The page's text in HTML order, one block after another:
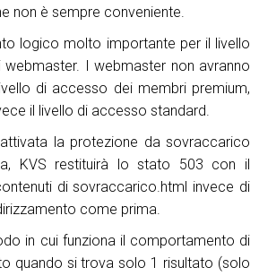
non è sempre conveniente.
logico molto importante per il livello
I webmaster non avranno
di accesso dei membri premium,
il livello di accesso standard.
la protezione da sovraccarico
KVS restituirà lo stato 503 con il
di sovraccarico.html invece di
come prima.
in cui funziona il comportamento di
quando si trova solo 1 risultato (solo